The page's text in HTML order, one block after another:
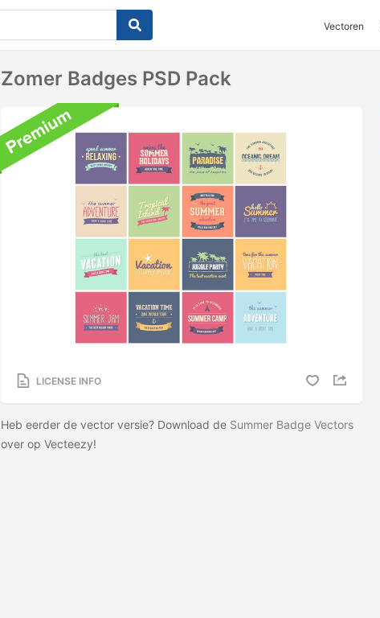
Vectoren
Zomer Badges PSD Pack
LICENSE INFO
Heb eerder de vector versie? Download de Summer Badge Vectors
over op Vecteezy!